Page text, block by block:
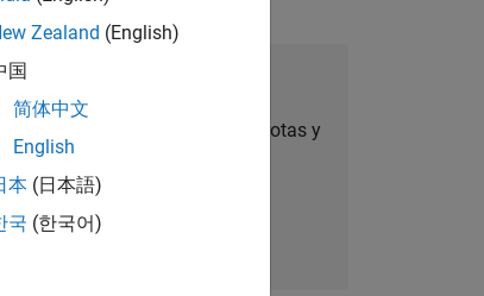
a Talent Network
empleo personalizadas, anécdotas y
sobre la empresa.
Súmese hoy mismo
Zealand (English)
国
简体中文
English
本 (日本語)
국 (한국어)